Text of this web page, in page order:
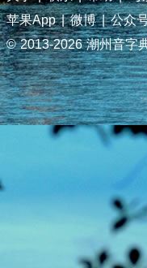
苹果App | 微博 | 公众
© 2013-2026 潮州音字